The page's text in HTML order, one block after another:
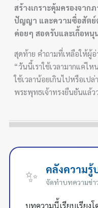
สร้างเกราะคุ้มครองจาก
ปัญญา และความซื่อสัตย์
ค่อยๆ สอดรับและเกื้อหนุ
สุดท้าย คำถามที่เหลือให้ผู้
“วันนี้เราใช้เวลามากแค่ไ
ใช้เวลาน้อยเกินไปหรือเปล่
พระพุทธเจ้าทรงยืนยันแล้
✨ คลังความรู้
จัดทำบทความข่า
บทความนี้เรียบเรียง